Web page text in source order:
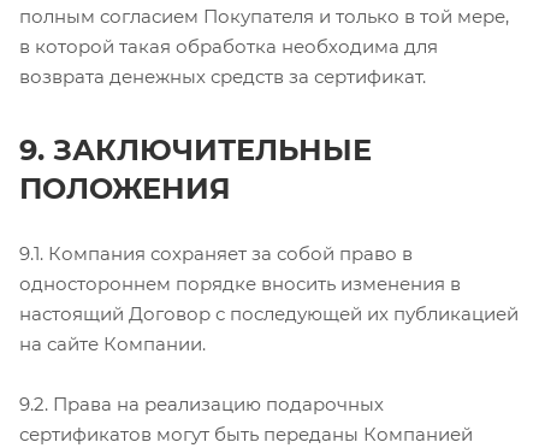
полным согласием Покупателя и только в той мере,
в которой такая обработка необходима для
возврата денежных средств за сертификат.
9. ЗАКЛЮЧИТЕЛЬНЫЕ
ПОЛОЖЕНИЯ
9.1. Компания сохраняет за собой право в
одностороннем порядке вносить изменения в
настоящий Договор с последующей их публикацией
на сайте Компании.
9.2. Права на реализацию подарочных
сертификатов могут быть переданы Компанией